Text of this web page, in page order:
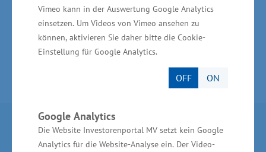
Vimeo kann in der Auswertung Google Analytics
einsetzen. Um Videos von Vimeo ansehen zu
können, aktivieren Sie daher bitte die Cookie-
Einstellung für Google Analytics.
OFF ON
Google Analytics
Die Website Investorenportal MV setzt kein Google
Analytics für die Website-Analyse ein. Der Video-
Europäischen Fonds für regionale Entwicklung.
Partner im Land